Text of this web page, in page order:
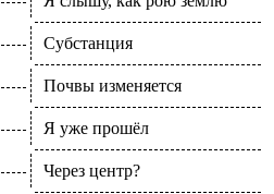
Субстанция
Почвы изменяется
Я уже прошёл
Через центр?